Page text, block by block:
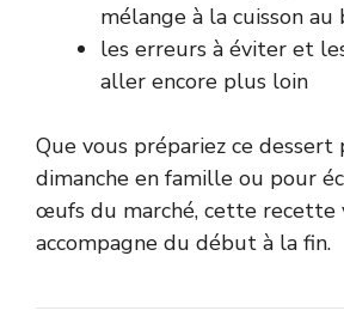
mélange à la cuisson au
les erreurs à éviter et
aller encore plus loin
Que vous prépariez ce dessert
dimanche en famille ou pour
œufs du marché, cette recette
accompagne du début à la fin.